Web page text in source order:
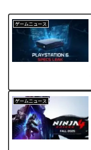
ゲームニュース
ゲームニュース